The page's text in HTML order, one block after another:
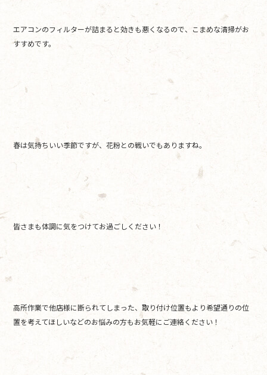
エアコンのフィルターが詰まると効きも悪くなるので、こまめな清掃がお
すすめです。
春は気持ちいい季節ですが、花粉との戦いでもありますね。
皆さまも体調に気をつけてお過ごしください！
高所作業で他店様に断られてしまった、取り付け位置もより希望通りの位
置を考えてほしいなどのお悩みの方もお気軽にご連絡ください！